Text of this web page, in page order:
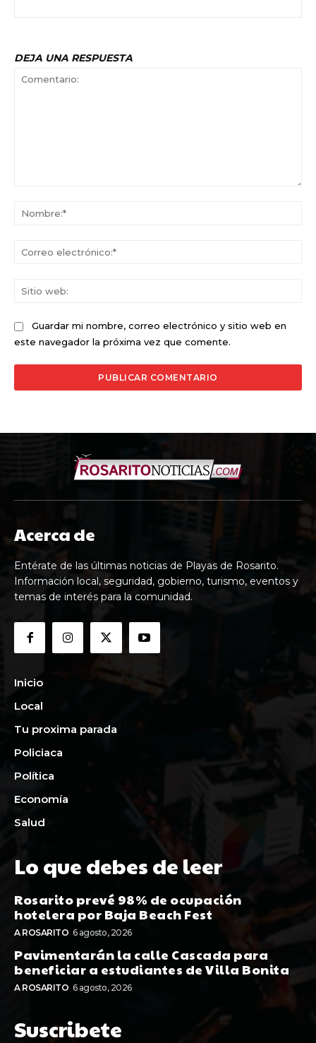
DEJA UNA RESPUESTA
Guardar mi nombre, correo electrónico y sitio web en
este navegador la próxima vez que comente.
Acerca de
Entérate de las últimas noticias de Playas de Rosarito.
Información local, seguridad, gobierno, turismo, eventos y
temas de interés para la comunidad.
Inicio
Local
Tu proxima parada
Policiaca
Política
Economía
Salud
Lo que debes de leer
Rosarito prevé 98% de ocupación
hotelera por Baja Beach Fest
A ROSARITO 6 agosto, 2026
Pavimentarán la calle Cascada para
beneficiar a estudiantes de Villa Bonita
A ROSARITO 6 agosto, 2026
Suscribete